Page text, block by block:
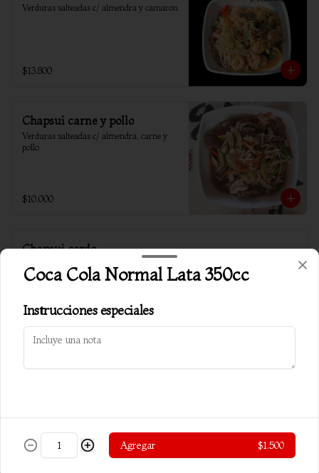
Verduras salteadas c/ almendra y camaron
$13.800
Chapsui carne y pollo
Verduras salteadas c/ almendra, carne y
pollo
$10.000
Chapsui cerdo
Verduras salteadas c/ almendra y cerdo
$10.500
$10.800
Coca Cola Normal Lata 350cc
Instrucciones especiales
Agregar $1.500